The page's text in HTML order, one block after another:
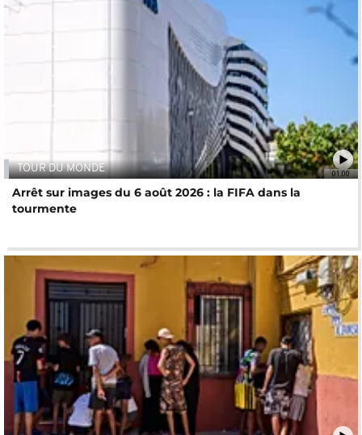
01:00
TOUR DU MONDE
Arrêt sur images du 6 août 2026 : la FIFA dans la
tourmente